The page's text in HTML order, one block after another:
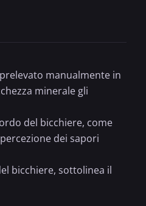
manualmente in
minerale gli
del bicchiere, come
dei sapori
bicchiere, sottolinea il